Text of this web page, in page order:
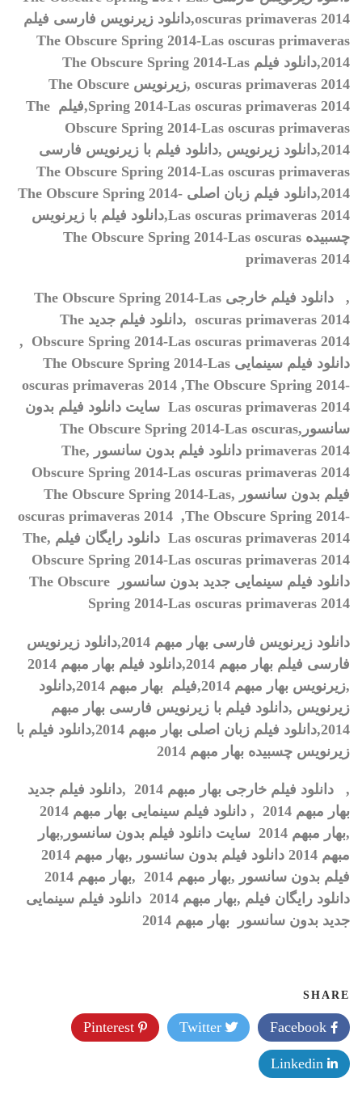
oscuras primaveras 2014, دانلود زیرنویس فارسی فیلم
The Obscure Spring 2014-Las oscuras primaveras
2014, دانلود فیلم The Obscure Spring 2014-Las
oscuras primaveras 2014 , زیرنویس The Obscure
Spring 2014-Las oscuras primaveras 2014, فیلم The
Obscure Spring 2014-Las oscuras primaveras
2014, دانلود زیرنویس ,دانلود فیلم با زیرنویس فارسی
The Obscure Spring 2014-Las oscuras primaveras
2014, دانلود فیلم زبان اصلی The Obscure Spring 2014-
Las oscuras primaveras 2014, دانلود فیلم با زیرنویس
چسبیده The Obscure Spring 2014-Las oscuras
primaveras 2014
, دانلود فیلم خارجی The Obscure Spring 2014-Las
oscuras primaveras 2014 ,دانلود فیلم جدید The
Obscure Spring 2014-Las oscuras primaveras 2014
,
دانلود فیلم سینمایی The Obscure Spring 2014-Las
oscuras primaveras 2014 ,The Obscure Spring 2014-
Las oscuras primaveras 2014 سایت دانلود فیلم بدون
سانسور,The Obscure Spring 2014-Las oscuras
primaveras 2014 دانلود فیلم بدون سانسور ,The
Obscure Spring 2014-Las oscuras primaveras 2014
فیلم بدون سانسور ,The Obscure Spring 2014-Las
oscuras primaveras 2014 ,The Obscure Spring 2014-
Las oscuras primaveras 2014 دانلود رایگان فیلم ,The
Obscure Spring 2014-Las oscuras primaveras 2014
دانلود فیلم سینمایی جدید بدون سانسور The Obscure
Spring 2014-Las oscuras primaveras 2014
دانلود زیرنویس فارسی بهار مبهم 2014 ,دانلود زیرنویس
فارسی فیلم بهار مبهم 2014 ,دانلود فیلم بهار مبهم 2014
,زیرنویس بهار مبهم 2014 ,فیلم بهار مبهم 2014 ,دانلود
زیرنویس ,دانلود فیلم با زیرنویس فارسی بهار مبهم
2014
,دانلود فیلم زبان اصلی بهار مبهم 2014 ,دانلود فیلم با
زیرنویس چسبیده بهار مبهم 2014
,
دانلود فیلم خارجی بهار مبهم 2014 ,دانلود فیلم جدید
بهار مبهم 2014
, دانلود فیلم سینمایی بهار مبهم 2014
,بهار مبهم 2014 سایت دانلود فیلم بدون سانسور,بهار
فیلم بدون سانسور ,بهار مبهم 2014
,
دانلود رایگان فیلم ,بهار مبهم 2014 دانلود فیلم سینمایی
جدید بدون سانسور بهار مبهم 2014
SHARE
Twitter